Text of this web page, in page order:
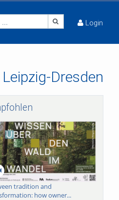
... Login
Dresden
tradition and
how owner...